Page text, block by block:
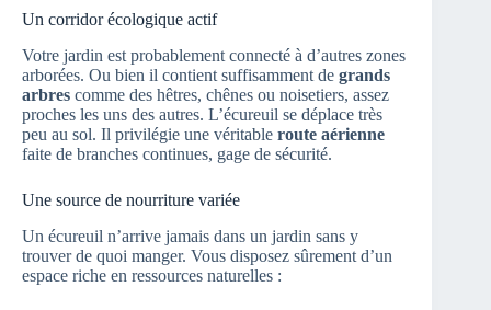
Un corridor écologique actif
Votre jardin est probablement connecté à d’autres zones
arborées. Ou bien il contient suffisamment de grands
arbres comme des hêtres, chênes ou noisetiers, assez
proches les uns des autres. L’écureuil se déplace très
peu au sol. Il privilégie une véritable route aérienne
faite de branches continues, gage de sécurité.
Une source de nourriture variée
Un écureuil n’arrive jamais dans un jardin sans y
trouver de quoi manger. Vous disposez sûrement d’un
espace riche en ressources naturelles :